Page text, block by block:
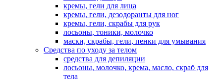
кремы, гели для лица
кремы, гели, дезодоранты для ног
кремы, гели, скрабы для рук
лосьоны, тоники, молочко
маски, скрабы, гели, пенки для умывания
Средства по уходу за телом
средства для депиляции
лосьоны, молочко, крема, масло, скраб для
тела